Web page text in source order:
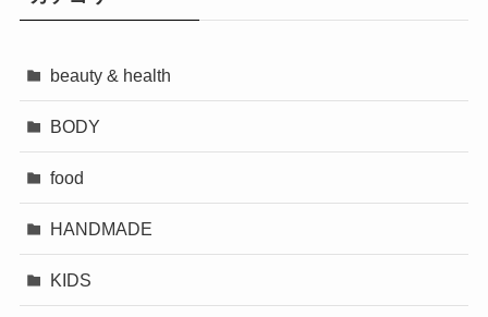
beauty & health
BODY
food
HANDMADE
KIDS